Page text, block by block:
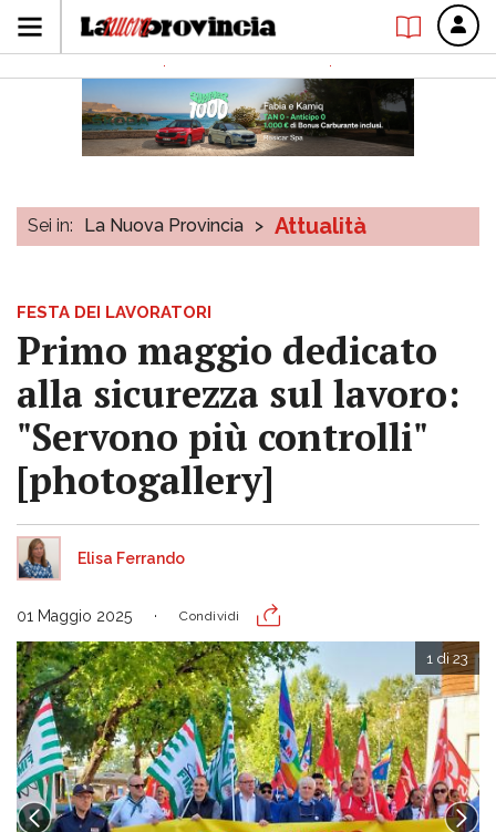
Sei in: La Nuova Provincia > Attualità
FESTA DEI LAVORATORI
Primo maggio dedicato
alla sicurezza sul lavoro:
"Servono più controlli"
[photogallery]
Elisa Ferrando
01 Maggio 2025 Condividi
1 di 23